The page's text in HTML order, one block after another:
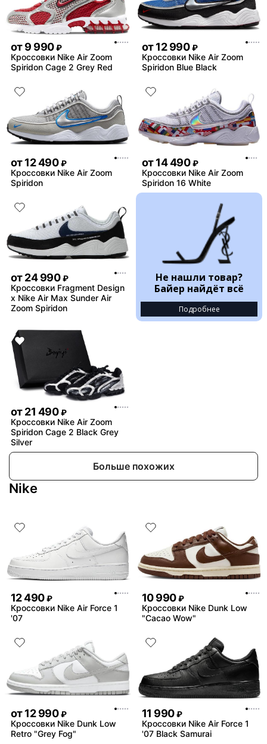
от9 990 ₽
Кроссовки Nike Air Zoom
Spiridon Cage 2 Grey Red
от12 990 ₽
Кроссовки Nike Air Zoom
Spiridon Blue Black
от12 490 ₽
Кроссовки Nike Air Zoom
Spiridon
от14 490 ₽
Кроссовки Nike Air Zoom
Spiridon 16 White
от24 990 ₽
Кроссовки Fragment Design
x Nike Air Max Sunder Air
Zoom Spiridon
Не нашли товар?
Байер найдёт всё
Подробнее
от21 490 ₽
Кроссовки Nike Air Zoom
Spiridon Cage 2 Black Grey
Silver
Больше похожих
Nike
12 490 ₽
Кроссовки Nike Air Force 1
'07
10 990 ₽
Кроссовки Nike Dunk Low
"Cacao Wow"
от12 990 ₽
Кроссовки Nike Dunk Low
Retro "Grey Fog"
11 990 ₽
Кроссовки Nike Air Force 1
'07 Black Samurai